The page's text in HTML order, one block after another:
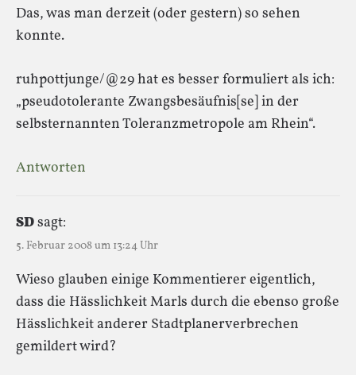
Das, was man derzeit (oder gestern) so sehen
konnte.
ruhpottjunge/@29 hat es besser formuliert als ich:
„pseudotolerante Zwangsbesäufnis[se] in der
selbsternannten Toleranzmetropole am Rhein“.
Antworten
SDsagt:
5. Februar 2008 um 13:24 Uhr
Wieso glauben einige Kommentierer eigentlich,
dass die Hässlichkeit Marls durch die ebenso große
Hässlichkeit anderer Stadtplanerverbrechen
gemildert wird?